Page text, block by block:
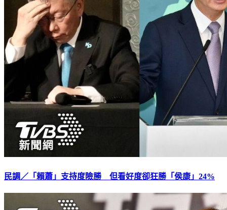
民調／「賴蕭」支持度險勝 但看好度卻狂勝「侯康」24%